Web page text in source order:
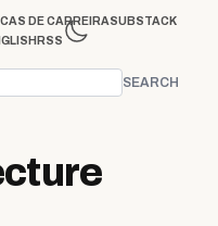
DE CARREIRASUBSTACK
RSS
SEARCH